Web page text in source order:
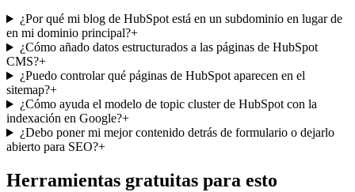
¿Por qué mi blog de HubSpot está en un subdominio en lugar de
en mi dominio principal?+
¿Cómo añado datos estructurados a las páginas de HubSpot
CMS?+
¿Puedo controlar qué páginas de HubSpot aparecen en el
sitemap?+
¿Cómo ayuda el modelo de topic cluster de HubSpot con la
indexación en Google?+
¿Debo poner mi mejor contenido detrás de formulario o dejarlo
abierto para SEO?+
Herramientas gratuitas para esto